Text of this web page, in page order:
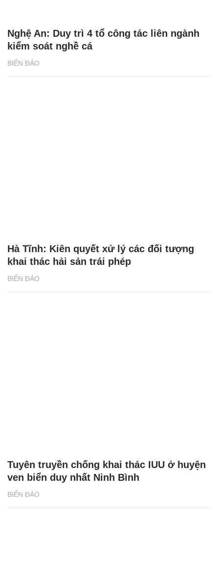
BIỂN ĐẢO
Nghệ An: Duy trì 4 tổ công tác liên ngành
kiểm soát nghề cá
BIỂN ĐẢO
Hà Tĩnh: Kiên quyết xử lý các đối tượng
khai thác hải sản trái phép
BIỂN ĐẢO
Tuyên truyền chống khai thác IUU ở huyện
ven biển duy nhất Ninh Bình